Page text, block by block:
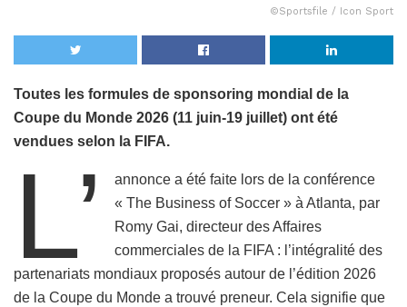
©Sportsfile / Icon Sport
Toutes les formules de sponsoring mondial de la
Coupe du Monde 2026 (11 juin-19 juillet) ont été
vendues selon la FIFA.
L’
annonce a été faite lors de la conférence
« The Business of Soccer » à Atlanta, par
Romy Gai, directeur des Affaires
commerciales de la FIFA : l’intégralité des
partenariats mondiaux proposés autour de l’édition 2026
de la Coupe du Monde a trouvé preneur. Cela signifie que